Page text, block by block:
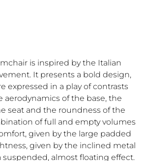
is inspired by the Italian
It presents a bold design,
expressed in a play of contrasts
aerodynamics of the base, the
seat and the roundness of the
of full and empty volumes
given by the large padded
given by the inclined metal
suspended, almost floating effect.